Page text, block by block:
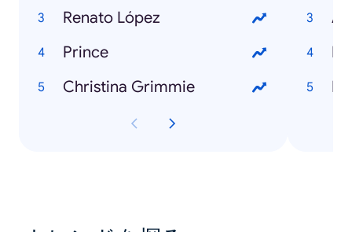
Renato López
Prince
Christina Grimmie